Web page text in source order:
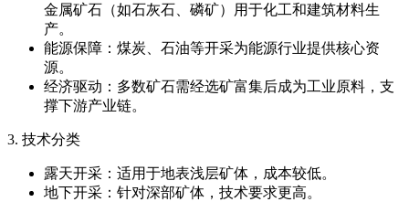
金属矿石（如石灰石、磷矿）用于化工和建筑材料生
产。
能源保障：煤炭、石油等开采为能源行业提供核心资
源。
经济驱动：多数矿石需经选矿富集后成为工业原料，支
撑下游产业链。
3. 技术分类
露天开采：适用于地表浅层矿体，成本较低。
地下开采：针对深部矿体，技术要求更高。